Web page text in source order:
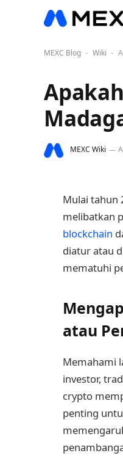
MEXC Blog - Wiki -
MEXC Wiki
Mulai tahun
melibatkan
blockchain
diatur atau
mematuhi
atau
Memahami
investor,
crypto
penting